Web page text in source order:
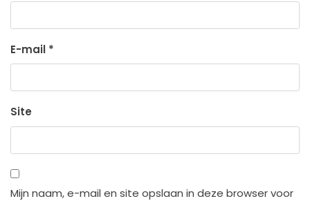
E-mail *
Site
Mijn naam, e-mail en site opslaan in deze browser voor